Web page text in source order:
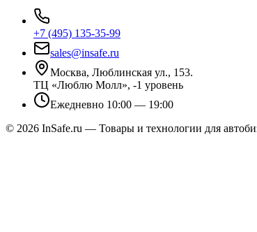
+7 (495) 135-35-99
sales@insafe.ru
Москва, Люблинская ул., 153.
ТЦ «Люблю Молл», -1 уровень
Ежедневно 10:00 — 19:00
© 2026 InSafe.ru — Товары и технологии для